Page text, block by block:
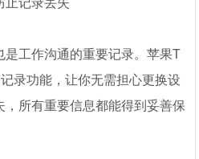
止记录丢失
是工作沟通的重要记录。苹果T
录功能，让你无需担心更换设
所有重要信息都能得到妥善保